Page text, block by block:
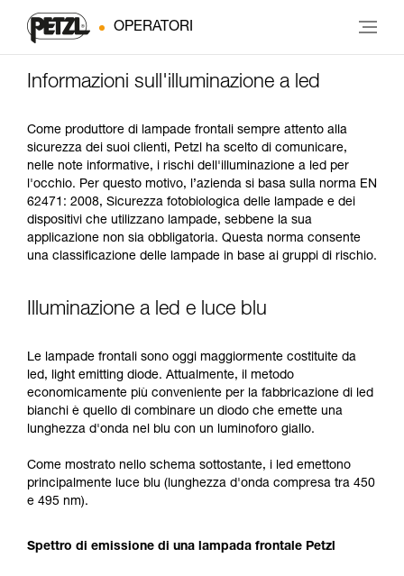
OPERATORI
Informazioni sull'illuminazione a led
Come produttore di lampade frontali sempre attento alla
sicurezza dei suoi clienti, Petzl ha scelto di comunicare,
nelle note informative, i rischi dell'illuminazione a led per
l'occhio. Per questo motivo, l’azienda si basa sulla norma EN
62471: 2008, Sicurezza fotobiologica delle lampade e dei
dispositivi che utilizzano lampade, sebbene la sua
applicazione non sia obbligatoria. Questa norma consente
una classificazione delle lampade in base ai gruppi di rischio.
Illuminazione a led e luce blu
Le lampade frontali sono oggi maggiormente costituite da
led, light emitting diode. Attualmente, il metodo
economicamente più conveniente per la fabbricazione di led
bianchi è quello di combinare un diodo che emette una
lunghezza d'onda nel blu con un luminoforo giallo.
Come mostrato nello schema sottostante, i led emettono
principalmente luce blu (lunghezza d'onda compresa tra 450
e 495 nm).
Spettro di emissione di una lampada frontale Petzl